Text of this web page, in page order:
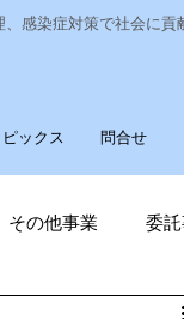
感染症対策で社会に貢
ピックス 問合せ
その他事業 委